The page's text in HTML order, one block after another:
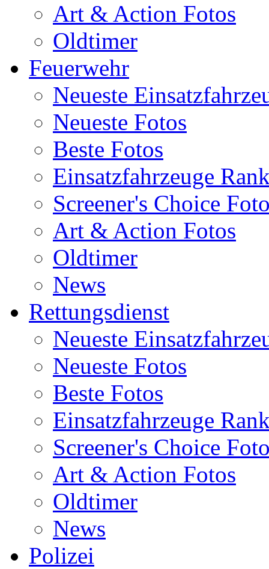
Art & Action Fotos
Oldtimer
Feuerwehr
Neueste
Neueste Fotos
Beste Fotos
Einsatzfahrzeuge
Screener's Choice
Art & Action Fotos
Oldtimer
News
Rettungsdienst
Neueste
Neueste Fotos
Beste Fotos
Einsatzfahrzeuge
Screener's Choice
Art & Action Fotos
Oldtimer
News
Polizei